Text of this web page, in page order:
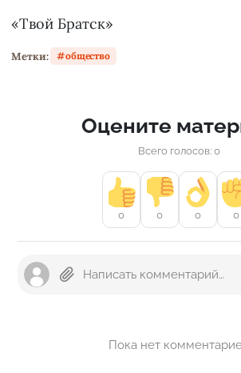
«Твой Братск»
Метки: общество
Оцените
Всего голосов: 0
0 0 0 0
Пока нет